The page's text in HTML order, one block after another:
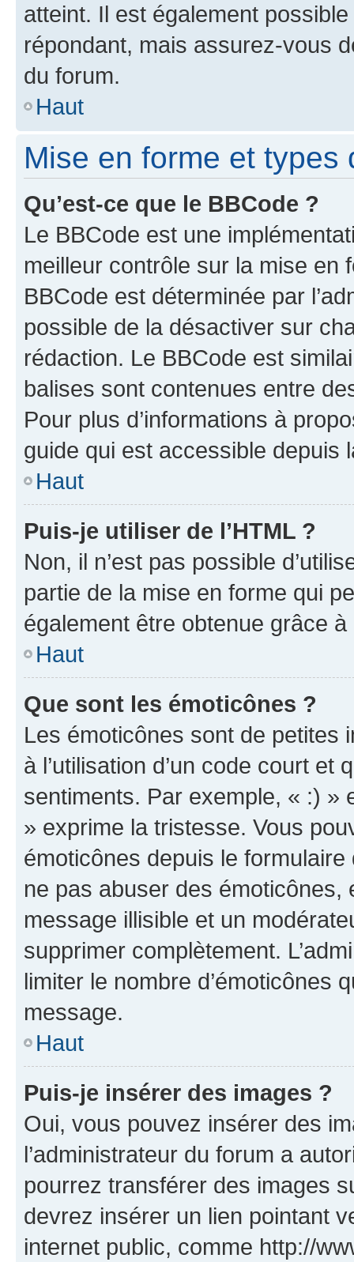
atteint. Il est également
répondant, mais assurez-vous
du forum.
Haut
Mise en forme et types
Qu’est-ce que le BBCode ?
Le BBCode est une
meilleur contrôle sur la mise en
BBCode est déterminée par
possible de la désactiver sur
rédaction. Le BBCode est
balises sont contenues entre
Pour plus d’informations à
guide qui est accessible depuis
Haut
Puis-je utiliser de l’HTML ?
Non, il n’est pas possible
partie de la mise en forme qui
également être obtenue grâce à
Haut
Que sont les émoticônes ?
Les émoticônes sont de petites
à l’utilisation d’un code court et
sentiments. Par exemple, « :) »
» exprime la tristesse. Vous
émoticônes depuis le
ne pas abuser des
message illisible et un
supprimer complètement.
limiter le nombre d’émoticônes
message.
Haut
Puis-je insérer des images ?
Oui, vous pouvez insérer des
l’administrateur du forum a
pourrez transférer des images
devrez insérer un lien pointant
internet public, comme http://